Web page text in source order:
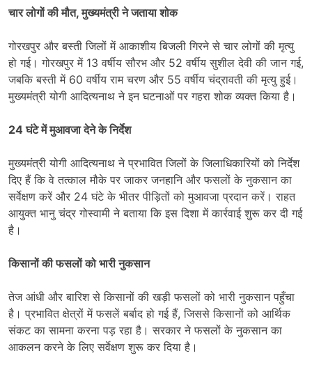
चार लोगों की मौत, मुख्यमंत्री ने जताया शोक
गोरखपुर और बस्ती जिलों में आकाशीय बिजली गिरने से चार लोगों की मृत्यु
हो गई। गोरखपुर में 13 वर्षीय सौरभ और 52 वर्षीय सुशील देवी की जान गई,
जबकि बस्ती में 60 वर्षीय राम चरण और 55 वर्षीय चंद्रावती की मृत्यु हुई।
मुख्यमंत्री योगी आदित्यनाथ ने इन घटनाओं पर गहरा शोक व्यक्त किया है।​
24 घंटे में मुआवजा देने के निर्देश
मुख्यमंत्री योगी आदित्यनाथ ने प्रभावित जिलों के जिलाधिकारियों को निर्देश
दिए हैं कि वे तत्काल मौके पर जाकर जनहानि और फसलों के नुकसान का
सर्वेक्षण करें और 24 घंटे के भीतर पीड़ितों को मुआवजा प्रदान करें। राहत
आयुक्त भानु चंद्र गोस्वामी ने बताया कि इस दिशा में कार्रवाई शुरू कर दी गई
है।​
किसानों की फसलों को भारी नुकसान
तेज आंधी और बारिश से किसानों की खड़ी फसलों को भारी नुकसान पहुँचा
है। प्रभावित क्षेत्रों में फसलें बर्बाद हो गई हैं, जिससे किसानों को आर्थिक
संकट का सामना करना पड़ रहा है। सरकार ने फसलों के नुकसान का
आकलन करने के लिए सर्वेक्षण शुरू कर दिया है।​